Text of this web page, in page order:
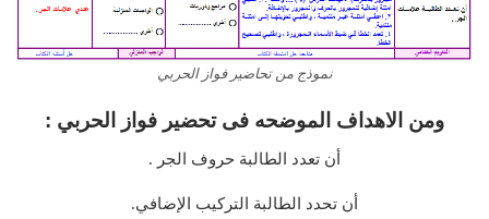
نموذج من تحاضير فواز الحربي
ومن الاهداف الموضحه فى تحضير فواز الحربي :
أن تعدد الطالبة حروف الجر .
أن تحدد الطالبة التركيب الإضافي.